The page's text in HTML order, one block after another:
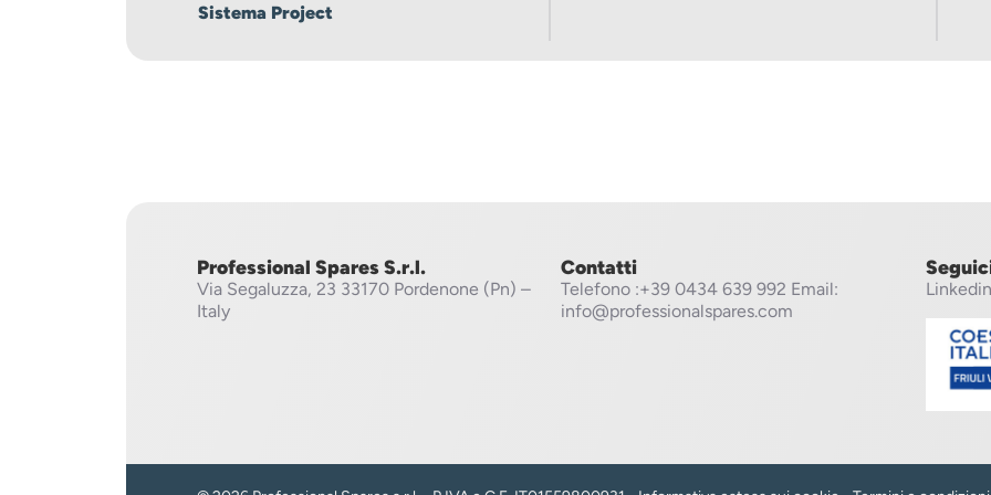
Sistema Project
Professional Spares S.r.l.
Via Segaluzza, 23 33170 Pordenone (Pn) –
Italy
Contatti
Telefono :+39 0434 639 992 Email:
info@professionalspares.com
Linkedin